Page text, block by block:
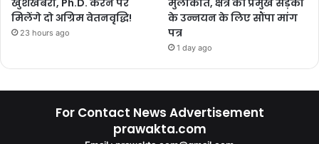
मिलेंगे दो अग्रिम वेतनवृद्धि!
23 hours ago
के उन्नयन के लिए सौंपा मांग
पत्र
1 day ago
For Contact News Advertisement
prawakta.com